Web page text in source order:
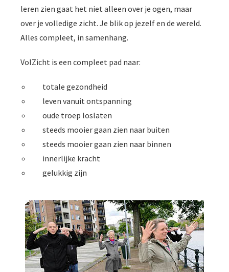
leren zien gaat het niet alleen over je ogen, maar
over je volledige zicht. Je blik op jezelf en de wereld.
Alles compleet, in samenhang.
VolZicht is een compleet pad naar:
totale gezondheid
leven vanuit ontspanning
oude troep loslaten
steeds mooier gaan zien naar buiten
steeds mooier gaan zien naar binnen
innerlijke kracht
gelukkig zijn